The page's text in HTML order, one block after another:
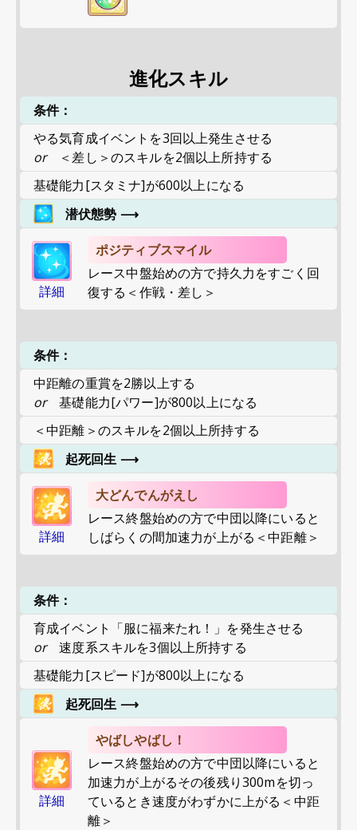
進化スキル
条件：
やる気育成イベントを3回以上発生させる
or
＜差し＞のスキルを2個以上所持する
基礎能力[スタミナ]が600以上になる
潜伏態勢 ⟶
詳細
ポジティブスマイル
レース中盤始めの方で持久力をすごく回
復する＜作戦・差し＞
条件：
中距離の重賞を2勝以上する
or
基礎能力[パワー]が800以上になる
＜中距離＞のスキルを2個以上所持する
起死回生 ⟶
詳細
大どんでんがえし
レース終盤始めの方で中団以降にいると
しばらくの間加速力が上がる＜中距離＞
条件：
育成イベント「服に福来たれ！」を発生させる
or
速度系スキルを3個以上所持する
基礎能力[スピード]が800以上になる
起死回生 ⟶
詳細
やばしやばし！
レース終盤始めの方で中団以降にいると
加速力が上がるその後残り300mを切っ
ているとき速度がわずかに上がる＜中距
離＞